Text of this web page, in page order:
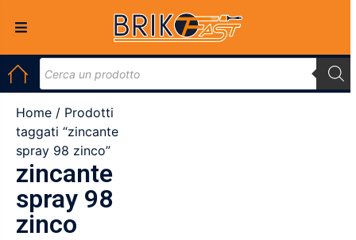
Home / Prodotti
taggati “zincante
spray 98 zinco”
zincante
spray 98
zinco